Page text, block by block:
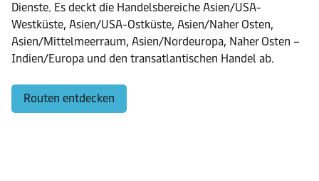
Dienste. Es deckt die Handelsbereiche Asien/USA-
Westküste, Asien/USA-Ostküste, Asien/Naher Osten,
Asien/Mittelmeerraum, Asien/Nordeuropa, Naher Osten –
Indien/Europa und den transatlantischen Handel ab.
Routen entdecken